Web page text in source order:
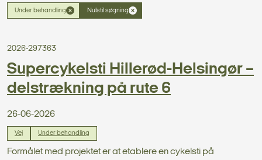
Under behandling Nulstil søgning
2026-297363
Supercykelsti Hillerød-Helsingør –
delstrækning på rute 6
26-06-2026
Vej Under behandling
Formålet med projektet er at etablere en cykelsti på